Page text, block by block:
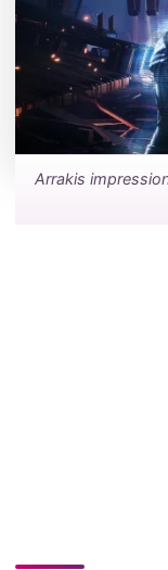
Arrakis